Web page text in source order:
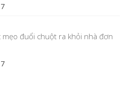
mẹo đuổi chuột ra khỏi nhà đơn